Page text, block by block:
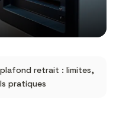
retrait : limites,
pratiques